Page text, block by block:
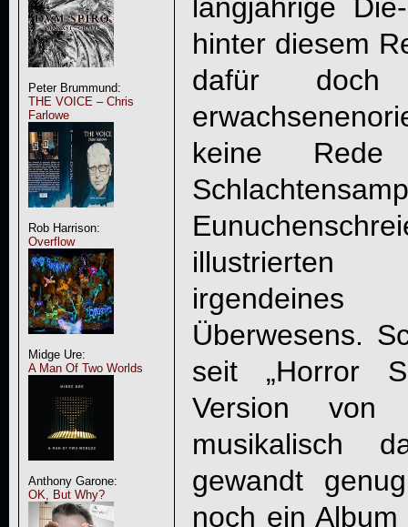
Peter Brummund:
THE VOICE – Chris
Farlowe
Rob Harrison:
Overflow
Midge Ure:
A Man Of Two Worlds
Anthony Garone:
OK, But Why?
langjährige
hinter diesem
dafür
keine
illustrierten
Überwesens.
seit „Horror
Version von
musikalisch
gewandt
noch ein Album